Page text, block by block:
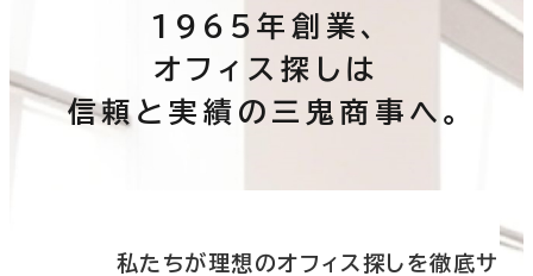
1965年創業、
オフィス探しは
信頼と実績の三鬼商事へ。
私たちが理想のオフィス探しを徹底サ